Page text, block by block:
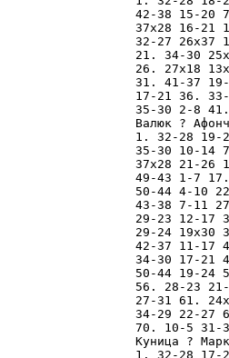
42-38 15-20
37x28 16-21
32-27 26x37
21. 34-30
26. 27x18
31. 41-37
17-21 36.
35-30 2-8
Валюк ?
1. 32-28 19-
35-30 10-14
37x28 21-26
49-43 1-7
50-44 4-10
43-38 7-11
29-23 12-17
29-24 19x30
42-37 11-17
34-30 17-21
50-44 19-24
56. 28-23
27-31 61.
34-29 22-27
70. 10-5 31-
Куница ?
1. 32-28 17-